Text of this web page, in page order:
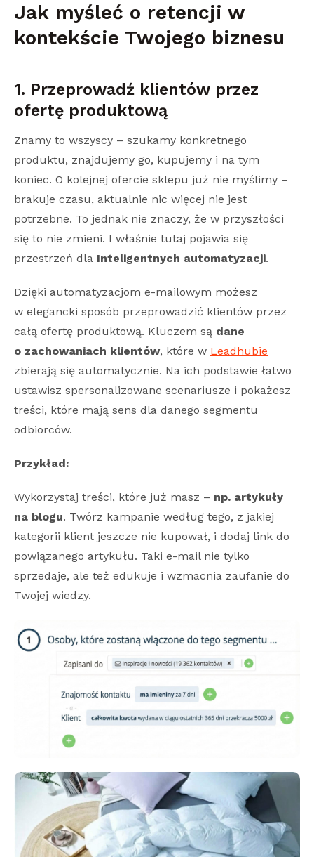
Jak myśleć o retencji w
kontekście Twojego biznesu
1. Przeprowadź klientów przez
ofertę produktową
Znamy to wszyscy – szukamy konkretnego
produktu, znajdujemy go, kupujemy i na tym
koniec. O kolejnej ofercie sklepu już nie myślimy –
brakuje czasu, aktualnie nic więcej nie jest
potrzebne. To jednak nie znaczy, że w przyszłości
się to nie zmieni. I właśnie tutaj pojawia się
przestrzeń dla Inteligentnych automatyzacji.
Dzięki automatyzacjom e-mailowym możesz
w elegancki sposób przeprowadzić klientów przez
całą ofertę produktową. Kluczem są dane
o zachowaniach klientów, które w Leadhubie
zbierają się automatycznie. Na ich podstawie łatwo
ustawisz spersonalizowane scenariusze i pokażesz
treści, które mają sens dla danego segmentu
odbiorców.
Przykład:
Wykorzystaj treści, które już masz – np. artykuły
na blogu. Twórz kampanie według tego, z jakiej
kategorii klient jeszcze nie kupował, i dodaj link do
powiązanego artykułu. Taki e-mail nie tylko
sprzedaje, ale też edukuje i wzmacnia zaufanie do
Twojej wiedzy.